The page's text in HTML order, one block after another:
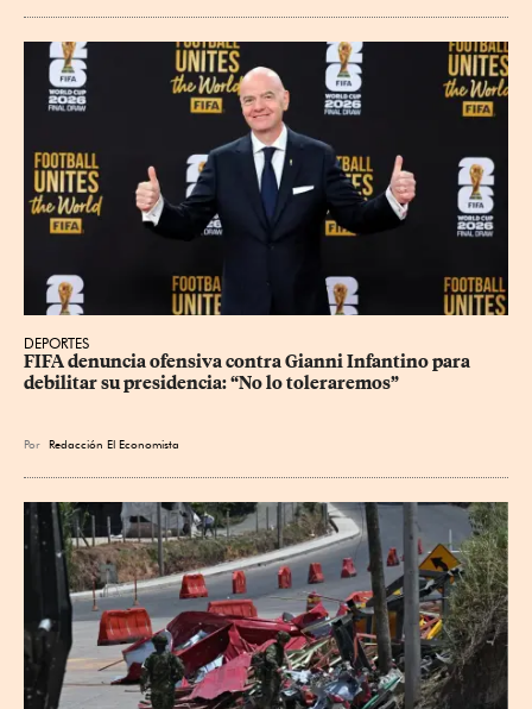
DEPORTES
FIFA denuncia ofensiva contra Gianni Infantino para
debilitar su presidencia: “No lo toleraremos”
Por Redacción El Economista